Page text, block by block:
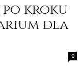
kroku
dla
0